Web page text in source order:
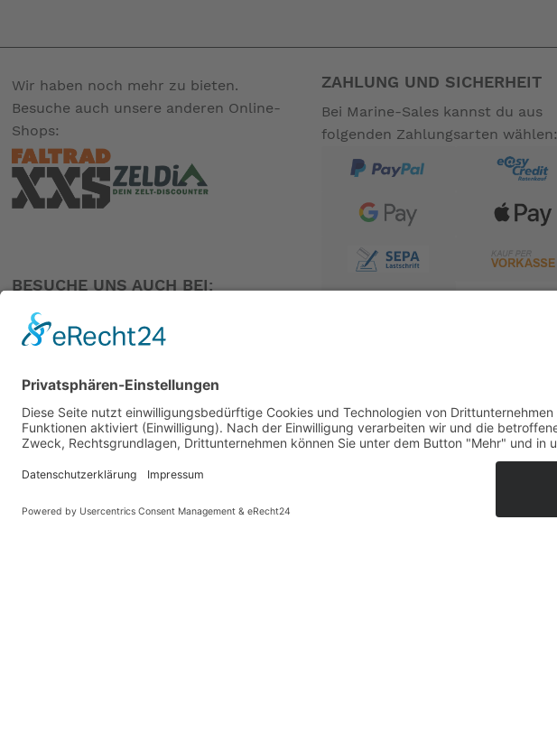
Wir haben noch mehr zu bieten.
Besuche auch unsere anderen Online-
Shops:
BESUCHE UNS AUCH BEI:
PARTNER
ZAHLUNG UND SICHERHEIT
Bei Marine-Sales kannst du aus
folgenden Zahlungsarten wählen: